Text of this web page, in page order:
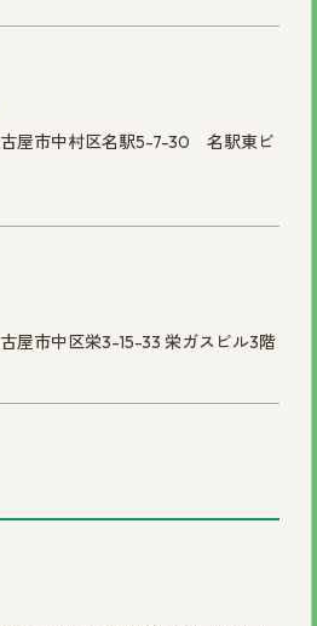
屋市中村区名駅5-7-30 名駅東ビ
市中区栄3-15-33 栄ガスビル3階